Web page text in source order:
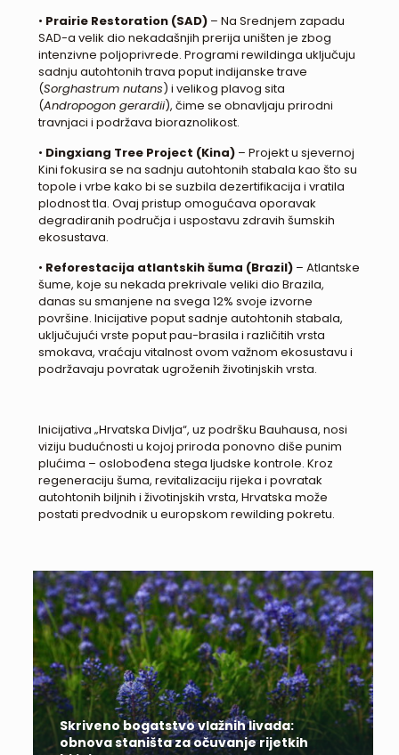
• Prairie Restoration (SAD) – Na Srednjem zapadu
SAD-a velik dio nekadašnjih prerija uništen je zbog
intenzivne poljoprivrede. Programi rewildinga uključuju
sadnju autohtonih trava poput indijanske trave
(Sorghastrum nutans) i velikog plavog sita
(Andropogon gerardii), čime se obnavljaju prirodni
travnjaci i podržava bioraznolikost.
• Dingxiang Tree Project (Kina) – Projekt u sjevernoj
Kini fokusira se na sadnju autohtonih stabala kao što su
topole i vrbe kako bi se suzbila dezertifikacija i vratila
plodnost tla. Ovaj pristup omogućava oporavak
degradiranih područja i uspostavu zdravih šumskih
ekosustava.
• Reforestacija atlantskih šuma (Brazil) – Atlantske
šume, koje su nekada prekrivale veliki dio Brazila,
danas su smanjene na svega 12% svoje izvorne
površine. Inicijative poput sadnje autohtonih stabala,
uključujući vrste poput pau-brasila i različitih vrsta
smokava, vraćaju vitalnost ovom važnom ekosustavu i
podržavaju povratak ugroženih životinjskih vrsta.
Inicijativa „Hrvatska Divlja“, uz podršku Bauhausa, nosi
viziju budućnosti u kojoj priroda ponovno diše punim
plućima – oslobođena stega ljudske kontrole. Kroz
regeneraciju šuma, revitalizaciju rijeka i povratak
autohtonih biljnih i životinjskih vrsta, Hrvatska može
postati predvodnik u europskom rewilding pokretu.
Skriveno bogatstvo vlažnih livada:
obnova staništa za očuvanje rijetkih